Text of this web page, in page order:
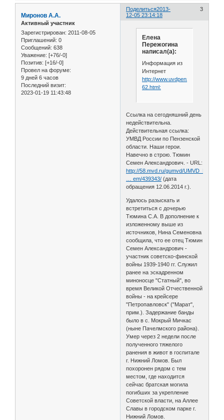
Поделиться 3
2013-
12-05 23:14:18
Миронов А.А.
Активный участник
Зарегистрирован: 2011-08-05
Приглашений: 0
Сообщений: 638
Уважение: [+76/-0]
Позитив: [+16/-0]
Провел на форуме:
9 дней 6 часов
Последний визит:
2023-01-19 11:43:48
Елена
Пережогина
написал(а):
Информация из
Интернет
http://www.uvdpenza.ru/doc-
62.html:
Ссылка на сегодняшний день
недействительна.
Действительная ссылка:
УМВД России по Пензенской
области. Наши герои.
Навечно в строю. Тюмин
Семен Александрович. - URL:
http://58.mvd.ru/gumvd/
… em/439343/ (дата
обращения 12.06.2014 г.).
Удалось разыскать и
встретиться с дочерью
Тюмина С.А. В дополнение к
изложенному выше из
источников, Нина Семеновна
сообщила, что ее отец Тюмин
Семен Александрович -
участник советско-финской
войны 1939-1940 гг. Служил
ранее на эскадренном
миноносце "Статный", во
время Великой Отчественной
войны - на крейсере
"Петропавловск" ("Марат",
прим.). Задержание банды
было в с. Мокрый Мичкас
(ныне Пачелмского района).
Умер через 2 недели после
полученного тяжелого
ранения в живот в госпитале
г. Нижний Ломов. Был
похоронен рядом с тем
местом, где находится
сейчас братская могила
погибших за укрепление
Советской власти, на Аллее
Славы в городском парке г.
Нижний Ломов.